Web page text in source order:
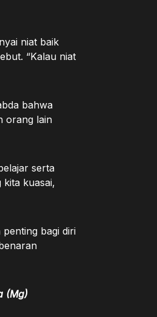
niat baik
“Kalau niat
bahwa
orang lain
serta
kita kuasai,
bagi diri
(Mg)